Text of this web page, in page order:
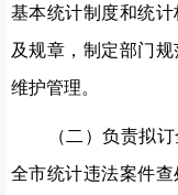
基本统计制度和统
及规章，制定部门
维护管理。
（二）负责拟
全市统计违法案件